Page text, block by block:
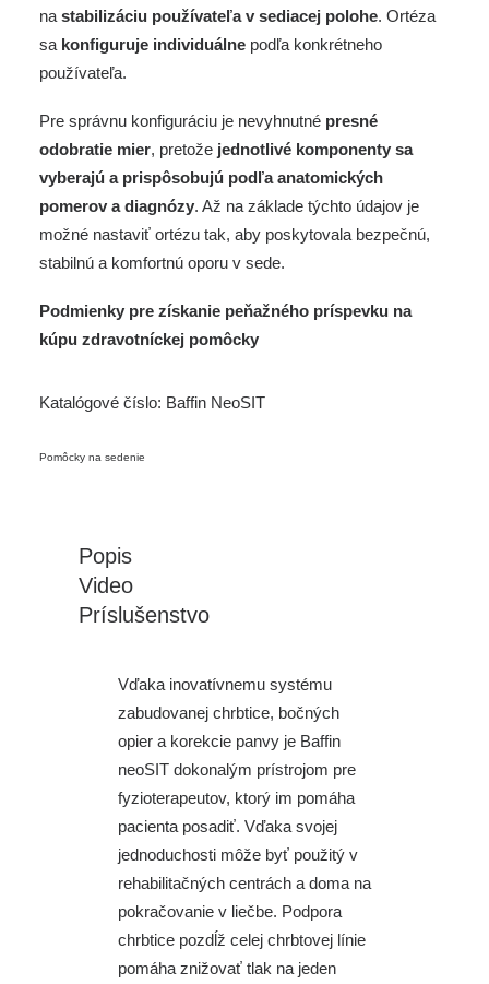
na stabilizáciu používateľa v sediacej polohe. Ortéza
sa konfiguruje individuálne podľa konkrétneho
používateľa.
Pre správnu konfiguráciu je nevyhnutné presné
odobratie mier, pretože jednotlivé komponenty sa
vyberajú a prispôsobujú podľa anatomických
pomerov a diagnózy. Až na základe týchto údajov je
možné nastaviť ortézu tak, aby poskytovala bezpečnú,
stabilnú a komfortnú oporu v sede.
Podmienky pre získanie peňažného príspevku na
kúpu zdravotníckej pomôcky
Katalógové číslo: Baffin NeoSIT
Pomôcky na sedenie
Popis
Video
Príslušenstvo
Vďaka inovatívnemu systému
zabudovanej chrbtice, bočných
opier a korekcie panvy je Baffin
neoSIT dokonalým prístrojom pre
fyzioterapeutov, ktorý im pomáha
pacienta posadiť. Vďaka svojej
jednoduchosti môže byť použitý v
rehabilitačných centrách a doma na
pokračovanie v liečbe. Podpora
chrbtice pozdĺž celej chrbtovej línie
pomáha znižovať tlak na jeden